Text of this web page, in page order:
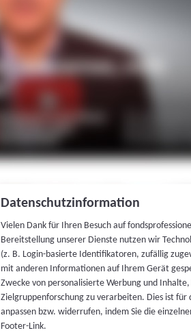
Datenschutzinformation
Vielen Dank für Ihren Besuch auf
Bereitstellung unserer Dienste nutzen wir
(z. B. Login-basierte Identifikatoren, zufällig
mit anderen Informationen auf Ihrem Gerät
Zwecke von personalisierte Werbung und
Zielgruppenforschung zu verarbeiten. Dies ist
anpassen bzw. widerrufen, indem Sie die
Footer-Link.